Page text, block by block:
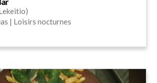
| Loisirs nocturnes